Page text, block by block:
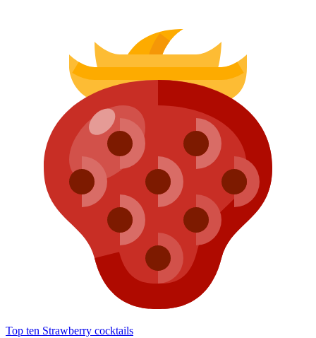
Top ten Strawberry cocktails